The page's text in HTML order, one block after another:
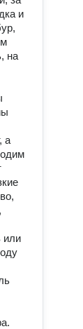
и
на
а
или